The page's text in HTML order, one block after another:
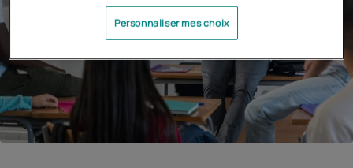
Personnaliser mes choix